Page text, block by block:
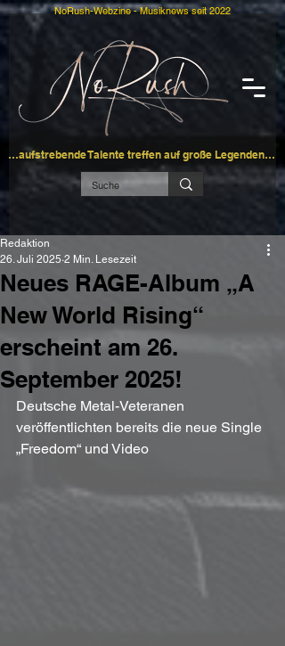
…aufstrebende Talente treffen auf große Legenden…
NoRush-Webzine - Musiknews seit 2022
Neues RAGE-Album „A
New World Rising“
erscheint am 26.
September 2025!
Redaktion
26. Juli 2025 2 Min. Lesezeit
Deutsche Metal-Veteranen
veröffentlichten bereits die neue Single
„Freedom“ und Video